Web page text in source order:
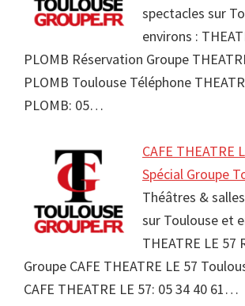
spectacles sur
environs :
PLOMB Réservation Groupe
PLOMB Toulouse Téléphone
PLOMB: 05…
CAFE THEATRE
Spécial Groupe
Théâtres &
sur Toulouse et
THEATRE LE 57
Groupe CAFE THEATRE LE 57
CAFE THEATRE LE 57: 05 34 40 61…